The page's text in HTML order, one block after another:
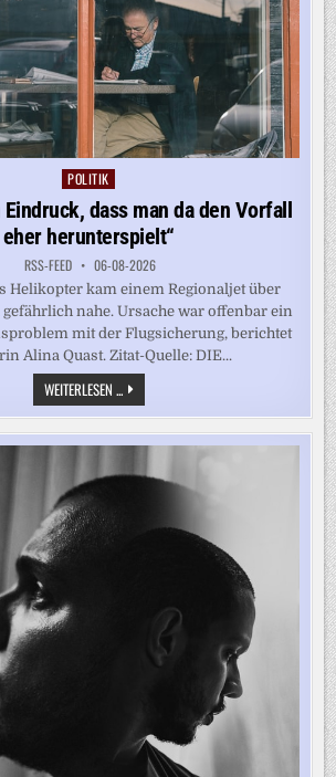
Posted
in
POLITIK
Eindruck, dass man da den Vorfall
eher herunterspielt“
RSS-FEED 06-08-2026
Helikopter kam einem Regionaljet über
gefährlich nahe. Ursache war offenbar ein
mit der Flugsicherung, berichtet
Alina Quast. Zitat-Quelle: DIE...
WEITERLESEN ... „ICH
HABE
DEN
EINDRUCK,
DASS
DA
HERUNTERSPIELT“